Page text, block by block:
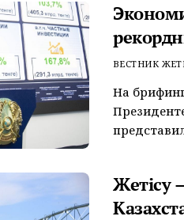
ВЕСТНИК
На
Жетiсу